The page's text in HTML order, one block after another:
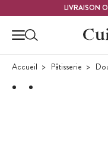
LIVRAISON
Accueil Pâtisserie